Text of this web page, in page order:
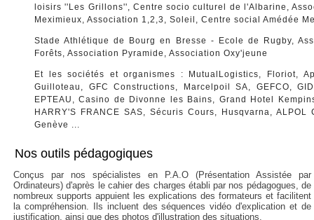
loisirs ''Les Grillons'', Centre socio culturel de l'Albarine,
Meximieux, Association 1,2,3, Soleil, Centre social Amédée
Stade Athlétique de Bourg en Bresse - Ecole de Rugby,
Forêts, Association Pyramide, Association Oxy'jeune
Et les sociétés et organismes : MutualLogistics, Floriot,
Guilloteau, GFC Constructions, Marcelpoil SA, GEFCO,
EPTEAU, Casino de Divonne les Bains, Grand Hotel
HARRY'S FRANCE SAS, Sécuris Cours, Husqvarna,
Genève ...
Nos outils pédagogiques
Conçus par nos spécialistes en P.A.O (Présentation Assistée par
Ordinateurs) d'après le cahier des charges établi par nos pédagogues, de
nombreux supports appuient les explications des formateurs et facilitent
la compréhension. Ils incluent des séquences vidéo d'explication et de
justification, ainsi que des photos d'illustration des situations.